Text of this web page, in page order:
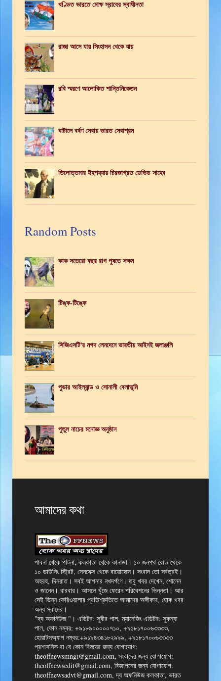
খণ্ডিত ভারতে মোক্ষ স্রাবের স্বাধীনতা
রাজা আসে যায় সিংহাসন থেকে যায়
রবি স্মরণে আলোকিত শান্তিনিকেতন
ঘাটালে বর্ষণ সেবায় ভারত সেবাশ্রম
তিলোত্তমার ইহশয্যায় চিরজাগ্রত ডেভিড সাহেব
Random Posts
কাক সতেরো বছর রাগ পুষতে সক্ষম
টিঙ্ক-টিঙ্কে
সিজিএসটি'র নগদ লেনদেনে ভারতীয় আইনই জলাঞ্জলি
পুভার আইল্যান্ড ও সোনালী বেলাভূমি
পুতুল নাচের মনোজ্ঞ অনুষ্ঠান
আমাদের কথা
পাবনা থেকে পাটনা, কলকাতা থেকে কানাডা। ১০ জনপথ রোড থেকে
১০ ডাউনিং স্ট্রিট, সেনসেক্স থেকে বায়োসেক্স। সংবাদ তো সর্বত্রই।
অহরহ, দিনরাত। সবই আপনার নখদর্পণে। তবু খবর দেখেন, শোনেন
ও জানেন। বারবার। আসলে খুঁজে ফেরেন পরিবেশনের ভিন্নতা। আর
সেই ভিন্ন ফেরিওয়ালার প্রতিশ্রুতিতে আমাদের অঙ্গীকার, হোক খবর
অন্য স্বাদের।
"দ্য অফনিউজ "। এডিটর: সুবীর পাল, ম্যানেজিং এডিটর: সুকন্যা
পাল, ফোন নম্বর: +৯১৮৯০০০০০৭১০, +৯১৮১৭০০৬৩৩৩৩,
হোয়াটসঅ্যাপ নম্বর:+৯১৯৪৩৪১৮২৯৯৯, +৯১৮১৭০০৬৩৩৩৩
প্রশাসনিক বা যে কোন বিষয়ের জন্য যোগাযোগ:
theoffnewsmngt@gmail.com, সংবাদের জন্য যোগাযোগ:
theoffnewsedit@gmail.com, বিজ্ঞাপনের জন্য যোগাযোগ:
theoffnewsadvt@gmail.com, দ্য অফনিউজ কলকাতা, ভারত